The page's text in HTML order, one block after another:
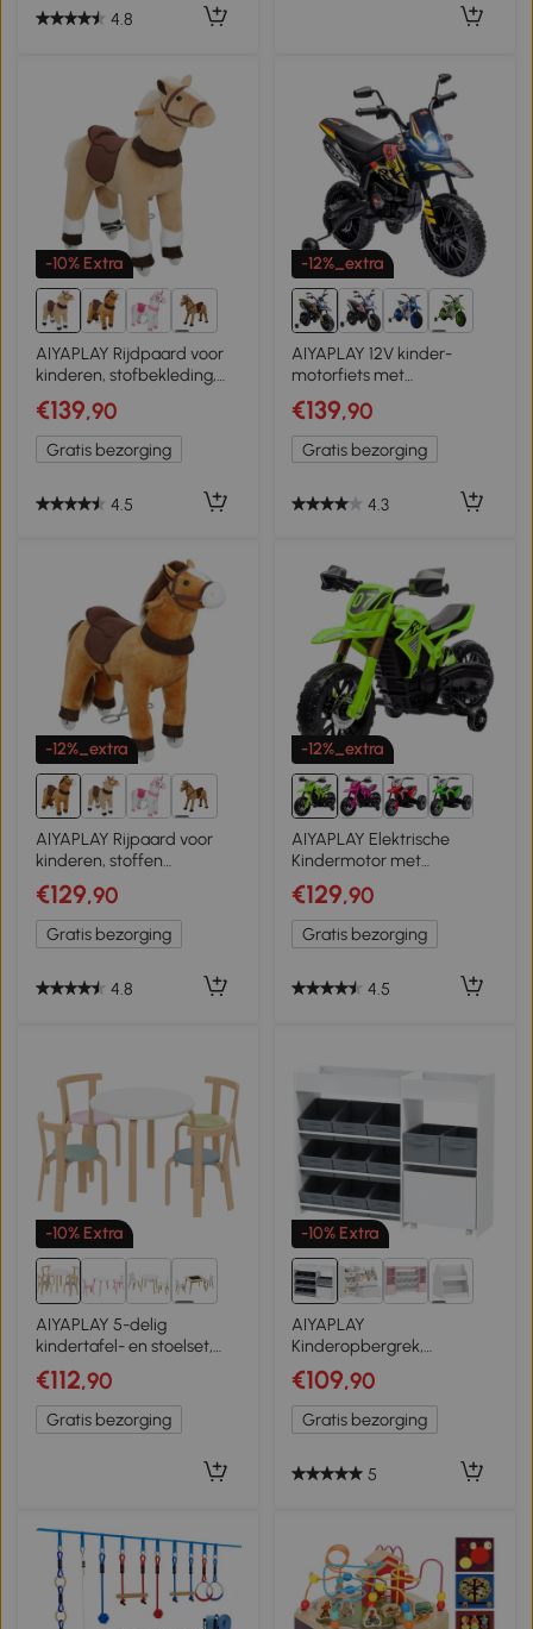
4.8
-10% Extra
AIYAPLAY Rijdpaard voor
kinderen, stofbekleding,
stevig frame, zachte
wielen, hobbelpaard, 3-5
jaar, bruin
€139,90
Gratis bezorging
4.5
-12%_extra
AIYAPLAY 12V kinder-
motorfiets met
steunwielen, LED-lichten,
muziek, USB, elektrische
motorfiets voor jongens en
meisjes, geel
€139,90
Gratis bezorging
4.3
-12%_extra
1+
AIYAPLAY Rijpaard voor
kinderen, stoffen
bekleding, stevig frame,
zachte wielen,
hobbelpaard, 3-5 jaar,
donkerbruin
€129,90
Gratis bezorging
4.8
-12%_extra
AIYAPLAY Elektrische
Kindermotor met
Steunwielen, Claxon en
Startgeluid voor Kinderen
3-8 Jaar, Groen
€129,90
Gratis bezorging
4.5
-10% Extra
4+
AIYAPLAY 5-delig
kindertafel- en stoelset,
licht massief hout,
meerkleurig
€112,90
Gratis bezorging
-10% Extra
1+
AIYAPLAY
Kinderopbergrek,
Speelgoedkast voor
Kinderen met 11 Stoffen
Bakjes, Bovenste Vakken, 3
Stickers, Wit
€109,90
Gratis bezorging
5